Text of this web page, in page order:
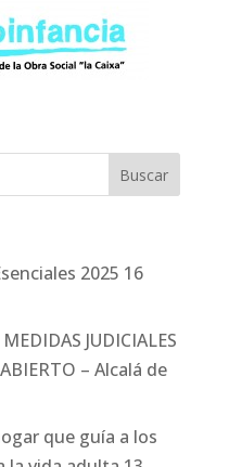
2025 16
JUDICIALES
– Alcalá de
que guía a los